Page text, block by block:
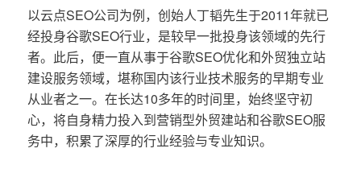
以云点SEO公司为例，创始人丁韬先生于2011年就已
经投身谷歌SEO行业，是较早一批投身该领域的先行
者。此后，便一直从事于谷歌SEO优化和外贸独立站
建设服务领域，堪称国内该行业技术服务的早期专业
从业者之一。在长达10多年的时间里，始终坚守初
心，将自身精力投入到营销型外贸建站和谷歌SEO服
务中，积累了深厚的行业经验与专业知识。